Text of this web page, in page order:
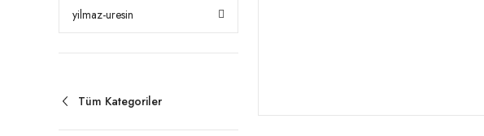
yilmaz-uresin
Tüm Kategoriler